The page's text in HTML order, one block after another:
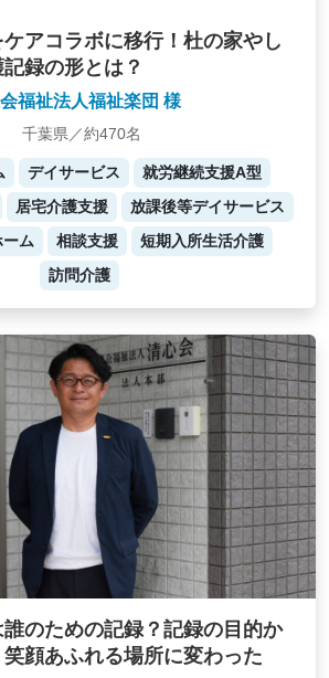
アコラボに移行！杜の家やし
録の形とは？
福祉法人福祉楽団 様
千葉県／約470名
デイサービス
就労継続支援A型
居宅介護支援
放課後等デイサービス
ーム
相談支援
短期入所生活介護
訪問介護
誰のための記録？記録の目的か
顔あふれる場所に変わった